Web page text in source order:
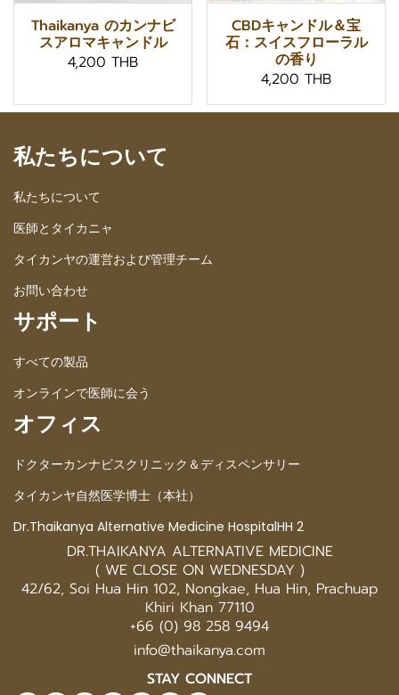
Thaikanya のカンナビ
スアロマキャンドル
4,200 THB
CBDキャンドル＆宝
石：スイスフローラル
の香り
4,200 THB
私たちについて
私たちについて
医師とタイカニャ
タイカンヤの運営および管理チーム
お問い合わせ
サポート
すべての製品
オンラインで医師に会う
オフィス
ドクターカンナビスクリニック＆ディスペンサリー
タイカンヤ自然医学博士（本社）
Dr.Thaikanya Alternative Medicine HospitalHH 2
DR.THAIKANYA ALTERNATIVE MEDICINE
( WE CLOSE ON WEDNESDAY )
42/62, Soi Hua Hin 102, Nongkae, Hua Hin, Prachuap
Khiri Khan 77110
+66 (0) 98 258 9494
info@thaikanya.com
STAY CONNECT